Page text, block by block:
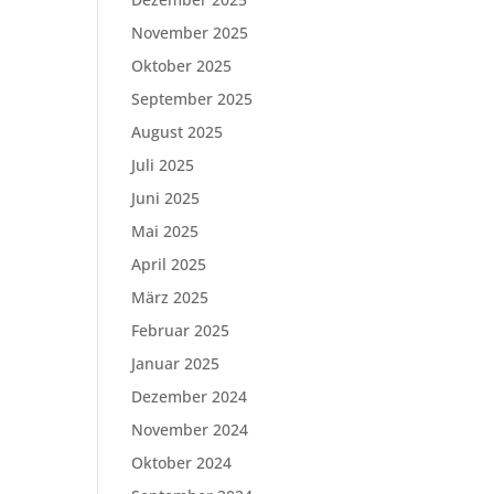
November 2025
Oktober 2025
September 2025
August 2025
Juli 2025
Juni 2025
Mai 2025
April 2025
März 2025
Februar 2025
Januar 2025
Dezember 2024
November 2024
Oktober 2024